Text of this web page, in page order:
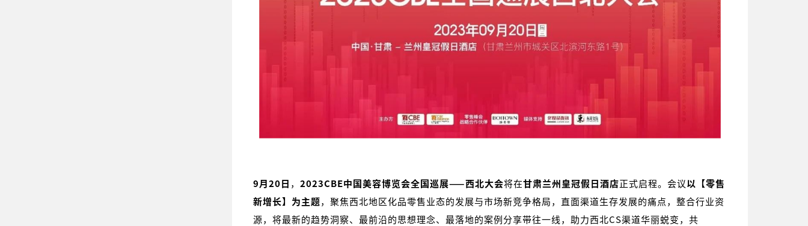
9月20日 ，2023CBE中国美容博览会全国巡展——西北大会将在甘肃兰州皇冠假日酒店正式启程。会议以【零售
新增长】为主题，聚焦西北地区化品零售业态的发展与市场新竞争格局，直面渠道生存发展的痛点，整合行业资
源，将最新的趋势洞察、最前沿的思想理念、最落地的案例分享带往一线，助力西北CS渠道华丽蜕变，共